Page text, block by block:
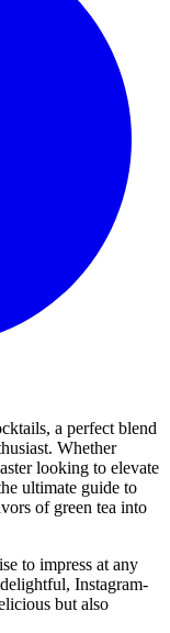
a perfect blend
Whether
looking to elevate
ultimate guide to
of green tea into
to impress at any
Instagram-
but also